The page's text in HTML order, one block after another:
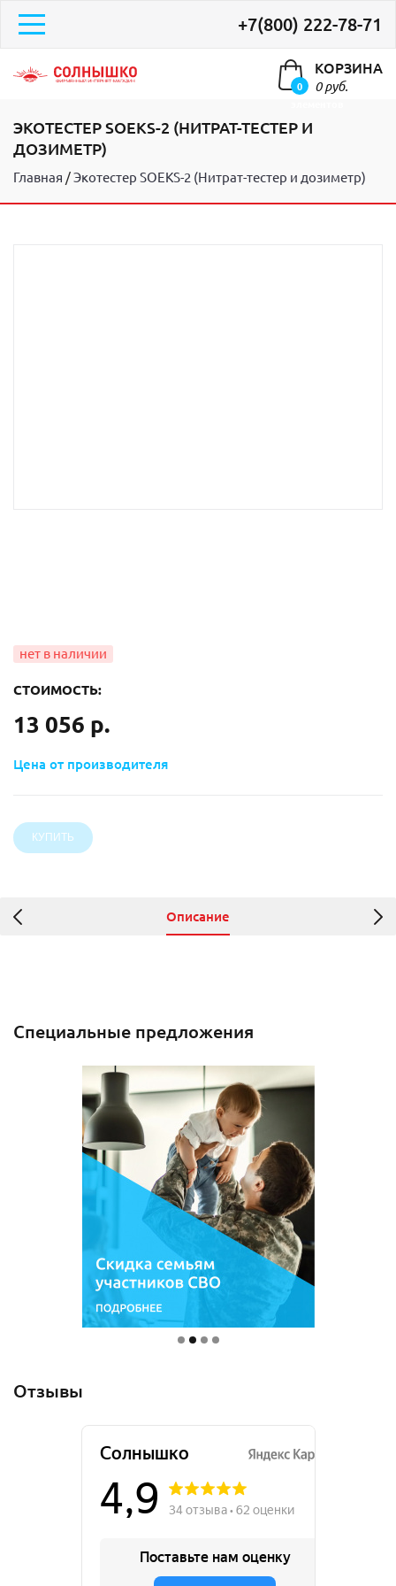
+7(800) 222-78-71
0
КОРЗИНА
0 руб.
ЭКОТЕСТЕР SOEKS-2 (НИТРАТ-ТЕСТЕР И
ДОЗИМЕТР)
Главная Экотестер SOEKS-2 (Нитрат-тестер и дозиметр)
СТОИМОСТЬ:
13 056 р.
Цена от производителя
Описание
Специальные предложения
Отзывы